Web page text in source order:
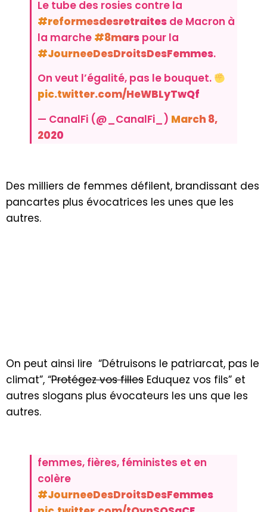
Le tube des rosies contre la
#reformesdesretraites de Macron à
la marche #8mars pour la
#JourneeDesDroitsDesFemmes.
On veut l’égalité, pas le bouquet.
pic.twitter.com/HeWBLyTwQf
— CanalFi (@_CanalFi_) March 8,
2020
Des milliers de femmes défilent, brandissant des
pancartes plus évocatrices les unes que les
autres.
On peut ainsi lire “Détruisons le patriarcat, pas le
climat”, “Protégez vos filles Eduquez vos fils” et
autres slogans plus évocateurs les uns que les
autres.
femmes, fières, féministes et en
colère
#JourneeDesDroitsDesFemmes